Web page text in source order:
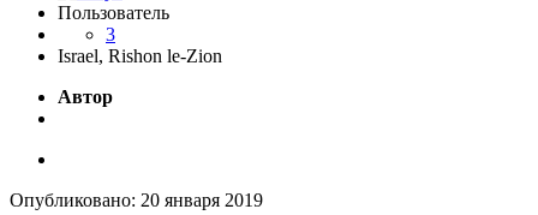
Пользователь
3
Israel, Rishon le-Zion
Автор
Опубликовано: 20 января 2019